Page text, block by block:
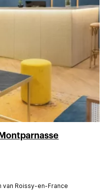
van Roissy-en-France